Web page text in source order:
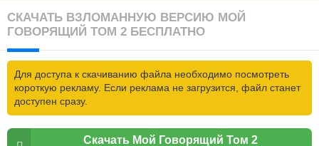
СКАЧАТЬ ВЗЛОМАННУЮ ВЕРСИЮ МОЙ
ГОВОРЯЩИЙ ТОМ 2 БЕСПЛАТНО
Для доступа к скачиванию файла необходимо посмотреть
короткую рекламу. Если реклама не загрузится, файл станет
доступен сразу.
Скачать Мой Говорящий Том 2